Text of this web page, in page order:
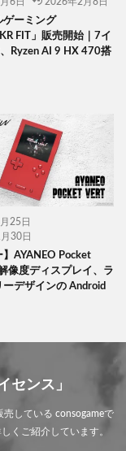
ゲーミング
FIT」販売開始｜7イ
Ryzen AI 9 HX 470搭
25日
30日
】AYANEO Pocket
像度ディスプレイ、ラ
ーデザインの Android
センス」
している consogameで
くご紹介しています。